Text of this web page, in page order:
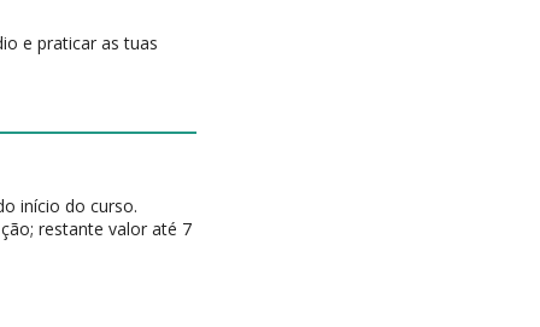
e praticar as tuas
início do curso.
restante valor até 7